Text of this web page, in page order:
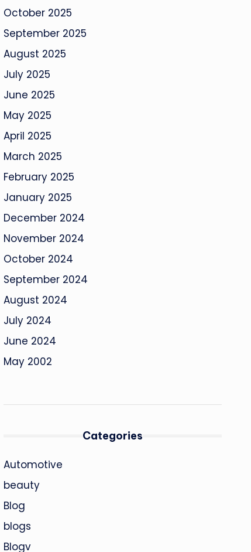
October 2025
September 2025
August 2025
July 2025
June 2025
May 2025
April 2025
March 2025
February 2025
January 2025
December 2024
November 2024
October 2024
September 2024
August 2024
July 2024
June 2024
May 2002
Categories
Automotive
beauty
Blog
blogs
Blogv